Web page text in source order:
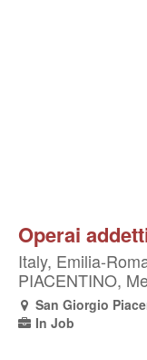
Operai
Italy, Emilia-
PIACENTINO,
San Giorgio
In Job